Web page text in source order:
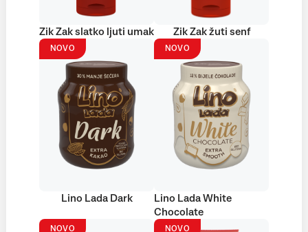
Zik Zak slatko ljuti umak Zik Zak žuti senf
NOVO
Lino Lada Dark
NOVO
Lino Lada White
Chocolate
NOVO NOVO